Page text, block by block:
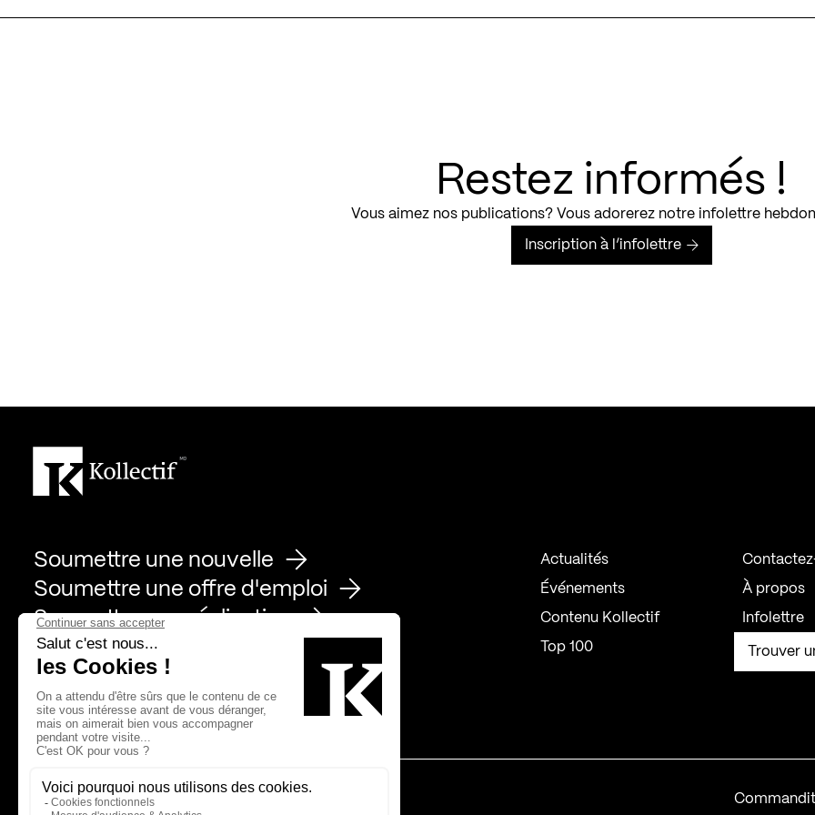
Restez informés !
Vous aimez nos publications? Vous adorerez notre infolettre
Inscription à l’infolettre
Soumettre une nouvelle
Soumettre une offre d'emploi
Soumettre une réalisation
Actualités
Événements
Contenu Kollectif
Top 100
À propos
Infolettre
Trouver
Page Facebook de Kollectif
Page Instagram de Kollectif
Page Linkedin de Kollectif
Partenaires